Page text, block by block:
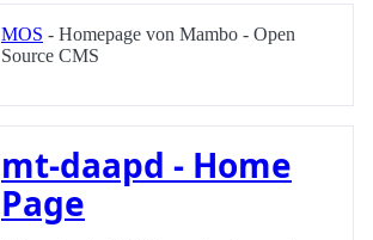
MOS - Homepage von Mambo - Open
Source CMS
mt-daapd - Home
Page